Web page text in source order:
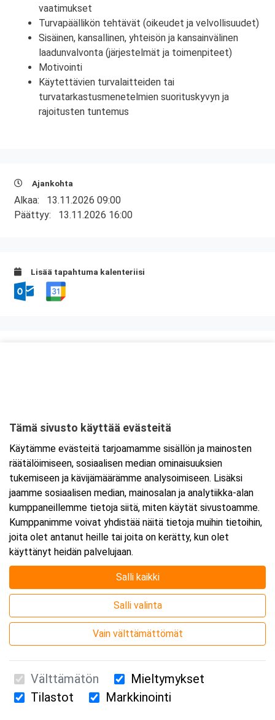
vaatimukset
Turvapäällikön tehtävät (oikeudet ja velvollisuudet)
Sisäinen, kansallinen, yhteisön ja kansainvälinen
laadunvalvonta (järjestelmät ja toimenpiteet)
Motivointi
Käytettävien turvalaitteiden tai
turvatarkastusmenetelmien suorituskyvyn ja
rajoitusten tuntemus
Ajankohta
Alkaa: 13.11.2026 09:00
Päättyy: 13.11.2026 16:00
Lisää tapahtuma kalenteriisi
Tarkempi kartta ja ajo-ohjeet
Suomen Ensiapukoulutus Oy / Valimotie 21 / 00380 Helsinki
Tämä sivusto käyttää evästeitä
Käytämme evästeitä tarjoamamme sisällön ja mainosten
räätälöimiseen, sosiaalisen median ominaisuuksien
tukemiseen ja kävijämäärämme analysoimiseen. Lisäksi
jaamme sosiaalisen median, mainosalan ja analytiikka-alan
kumppaneillemme tietoja siitä, miten käytät sivustoamme.
Kumppanimme voivat yhdistää näitä tietoja muihin tietoihin,
joita olet antanut heille tai joita on kerätty, kun olet
käyttänyt heidän palvelujaan.
Salli kaikki
Salli valinta
Vain välttämättömät
Välttämätön
Mieltymykset
Tilastot
Markkinointi